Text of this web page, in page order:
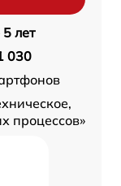
5 лет
030
процессов»